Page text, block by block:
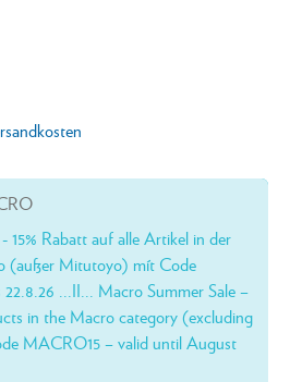
15% Rabatt auf alle Artikel in der
(außer Mitutoyo) mít Code
...II... Macro Summer Sale –
in the Macro category (excluding
MACRO15 – valid until August